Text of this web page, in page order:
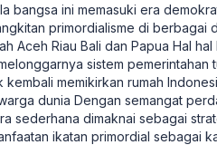
bangsa ini memasuki era
primordialisme di berbagai
Aceh Riau Bali dan Papua Hal
sistem pemerintahan
kembali memikirkan rumah
dunia Dengan semangat
sederhana dimaknai sebagai
ikatan primordial sebagai